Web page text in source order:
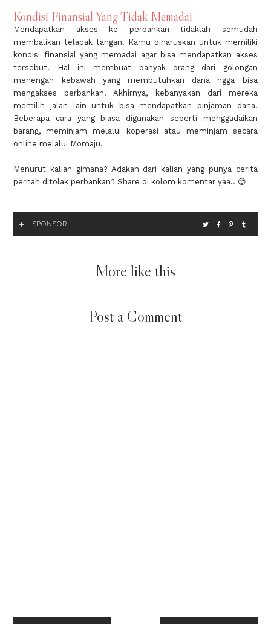
Kondisi Finansial Yang Tidak Memadai
Mendapatkan akses ke perbankan tidaklah semudah
membalikan telapak tangan. Kamu diharuskan untuk memiliki
kondisi finansial yang memadai agar bisa mendapatkan akses
tersebut. Hal ini membuat banyak orang dari golongan
menengah kebawah yang membutuhkan dana ngga bisa
mengakses perbankan. Akhirnya, kebanyakan dari mereka
memilih jalan lain untuk bisa mendapatkan pinjaman dana.
Beberapa cara yang biasa digunakan seperti menggadaikan
barang, meminjam melalui koperasi atau meminjam secara
online melalui Momaju.
Menurut kalian gimana? Adakah dari kalian yang punya cerita
pernah ditolak perbankan? Share di kolom komentar yaa.. 😊
SPONSOR
More like this
Post a Comment